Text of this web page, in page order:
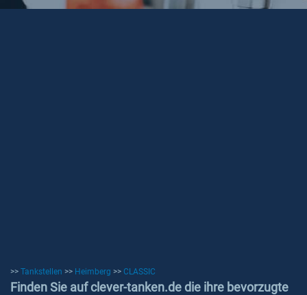
>> Tankstellen >> Heimberg >> CLASSIC
Finden Sie auf clever-tanken.de die ihre bevorzugte